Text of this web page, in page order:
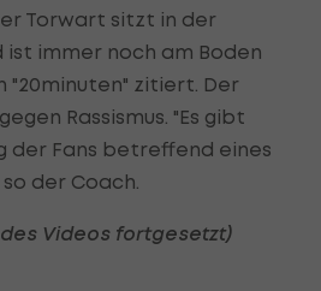
Torwart sitzt in der
ist immer noch am Boden
"20minuten" zitiert. Der
Rassismus. "Es gibt
der Fans betreffend eines
der Coach.
Videos fortgesetzt)